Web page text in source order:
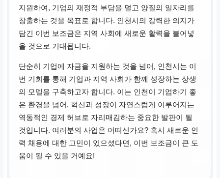
지원하여, 기업의 재정적 부담을 덜고 양질의 일자리를
창출하는 것을 목표로 합니다. 인천시의 강력한 의지가
담긴 이번 보조금은 지역 사회에 새로운 활력을 불어넣
을 것으로 기대됩니다.
단순히 기업에 자금을 지원하는 것을 넘어, 인천시는 이
번 기회를 통해 기업과 지역 사회가 함께 성장하는 상생
의 모델을 구축하고자 합니다. 이는 인천이 기업하기 좋
은 환경을 넘어, 혁신과 성장이 자연스럽게 이루어지는
역동적인 경제 허브로 자리매김하는 중요한 발판이 될
것입니다. 여러분의 사업은 어떠신가요? 혹시 새로운 인
력 채용에 대한 고민이 있으셨다면, 이번 보조금이 큰 도
움이 될 수 있을 거예요!